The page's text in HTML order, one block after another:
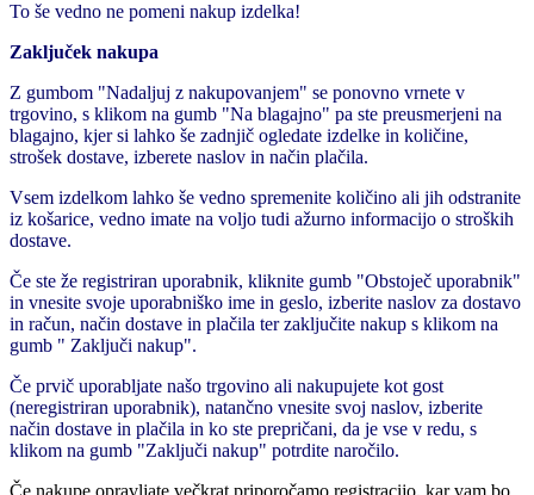
To še vedno ne pomeni nakup izdelka!
Zaključek nakupa
Z gumbom "Nadaljuj z nakupovanjem" se ponovno vrnete v
trgovino, s klikom na gumb "Na blagajno" pa ste preusmerjeni na
blagajno, kjer si lahko še zadnjič ogledate izdelke in količine,
strošek dostave, izberete naslov in način plačila.
Vsem izdelkom lahko še vedno spremenite količino ali jih odstranite
iz košarice, vedno imate na voljo tudi ažurno informacijo o stroških
dostave.
Če ste že registriran uporabnik, kliknite gumb "Obstoječ uporabnik"
in vnesite svoje uporabniško ime in geslo, izberite naslov za dostavo
in račun, način dostave in plačila ter zaključite nakup s klikom na
gumb " Zaključi nakup".
Če prvič uporabljate našo trgovino ali nakupujete kot gost
(neregistriran uporabnik), natančno vnesite svoj naslov, izberite
način dostave in plačila in ko ste prepričani, da je vse v redu, s
klikom na gumb "Zaključi nakup" potrdite naročilo.